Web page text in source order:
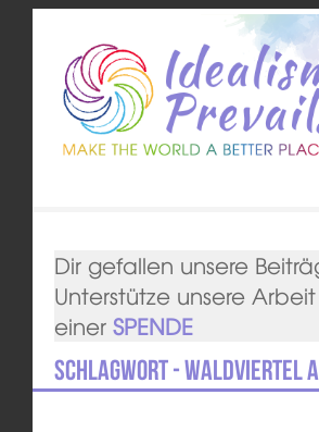
Dir gefallen unsere
Unterstütze unsere
einer SPENDE
Schlagwort - Waldviertel